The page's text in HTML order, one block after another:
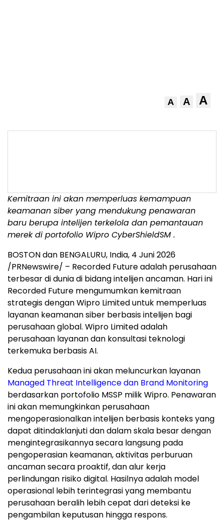
A A A
Kemitraan ini akan memperluas kemampuan
keamanan siber yang mendukung penawaran
baru berupa intelijen terkelola dan pemantauan
merek di portofolio Wipro CyberShieldSM .
BOSTON dan BENGALURU, India, 4 Juni 2026
/PRNewswire/ – Recorded Future adalah perusahaan
terbesar di dunia di bidang intelijen ancaman. Hari ini
Recorded Future mengumumkan kemitraan
strategis dengan Wipro Limited untuk memperluas
layanan keamanan siber berbasis intelijen bagi
perusahaan global. Wipro Limited adalah
perusahaan layanan dan konsultasi teknologi
terkemuka berbasis AI.
Kedua perusahaan ini akan meluncurkan layanan
Managed Threat Intelligence dan Brand Monitoring
berdasarkan portofolio MSSP milik Wipro. Penawaran
ini akan memungkinkan perusahaan
mengoperasionalkan intelijen berbasis konteks yang
dapat ditindaklanjuti dan dalam skala besar dengan
mengintegrasikannya secara langsung pada
pengoperasian keamanan, aktivitas perburuan
ancaman secara proaktif, dan alur kerja
perlindungan risiko digital. Hasilnya adalah model
operasional lebih terintegrasi yang membantu
perusahaan beralih lebih cepat dari deteksi ke
pengambilan keputusan hingga respons.